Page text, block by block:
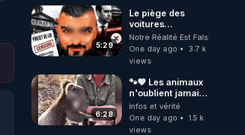
5:29
Le piège des
voitures
électriques se
referme sur les
usagers !
Notre Réalité Est Falsifiée Et
One day ago
3.7 k
views
6:28
🐾💖 Les animaux
n'oublient jamais
ceux qu'ils
aiment… 🥹❤️
Infos et vérité
One day ago
1.5 k
views